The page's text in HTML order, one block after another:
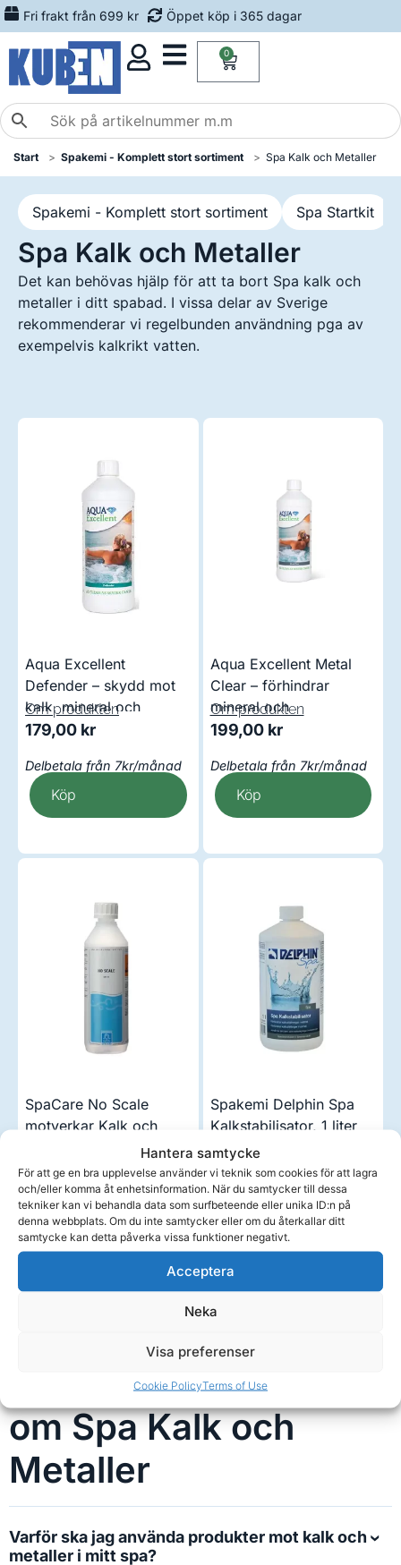
Hantera samtycke
För att ge en bra upplevelse använder vi teknik som cookies för att lagra
och/eller komma åt enhetsinformation. När du samtycker till dessa
tekniker kan vi behandla data som surfbeteende eller unika ID:n på
denna webbplats. Om du inte samtycker eller om du återkallar ditt
samtycke kan detta påverka vissa funktioner negativt.
Acceptera
Neka
Visa preferenser
Cookie PolicyTerms of Use
Fri frakt från 699 kr Öppet köp i 365 dagar
0
Start Spakemi - Komplett stort sortiment Spa Kalk och Metaller
Spakemi - Komplett stort sortiment Spa Startkit
Spa Kalk och Metaller
Det kan behövas hjälp för att ta bort Spa kalk och
metaller i ditt spabad. I vissa delar av Sverige
rekommenderar vi regelbunden användning pga av
exempelvis kalkrikt vatten.
Aqua Excellent
Defender – skydd mot
kalk, mineral och
koppar
Om produkten
179,00 kr
Delbetala från 7kr/månad
Köp
Aqua Excellent Metal
Clear – förhindrar
mineral och
kopparavlagringar
Om produkten
199,00 kr
Delbetala från 7kr/månad
Köp
SpaCare No Scale
motverkar Kalk och
219,00 kr
Delbetala från 8kr/månad
Köp
Spakemi Delphin Spa
Kalkstabilisator, 1 liter
Om produkten
259,00kr
Delbetala från 9kr/månad
Köp
F.A.Q - Vanliga frågor
om Spa Kalk och
Metaller
Varför ska jag använda produkter mot kalk och
metaller i mitt spa?